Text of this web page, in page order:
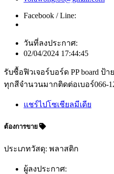
Facebook / Line:
วันที่ลงประกาศ:
02/04/2024 17:44:45
รับซื้อฟิวเจอร์บอร์ด PP board
ทุกสีจำนวนมากติดต่อเบอร์066-
แชร์ไปโซเชียลมีเดีย
ต้องการขาย
ประเภทวัสดุ: พลาสติก
ผู้ลงประกาศ: